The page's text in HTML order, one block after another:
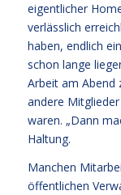
eigentlicher
verlässlich
haben, endlich
schon lange
Arbeit am Abend
andere
waren. „Dann
Haltung.
Manchen
öffentlichen